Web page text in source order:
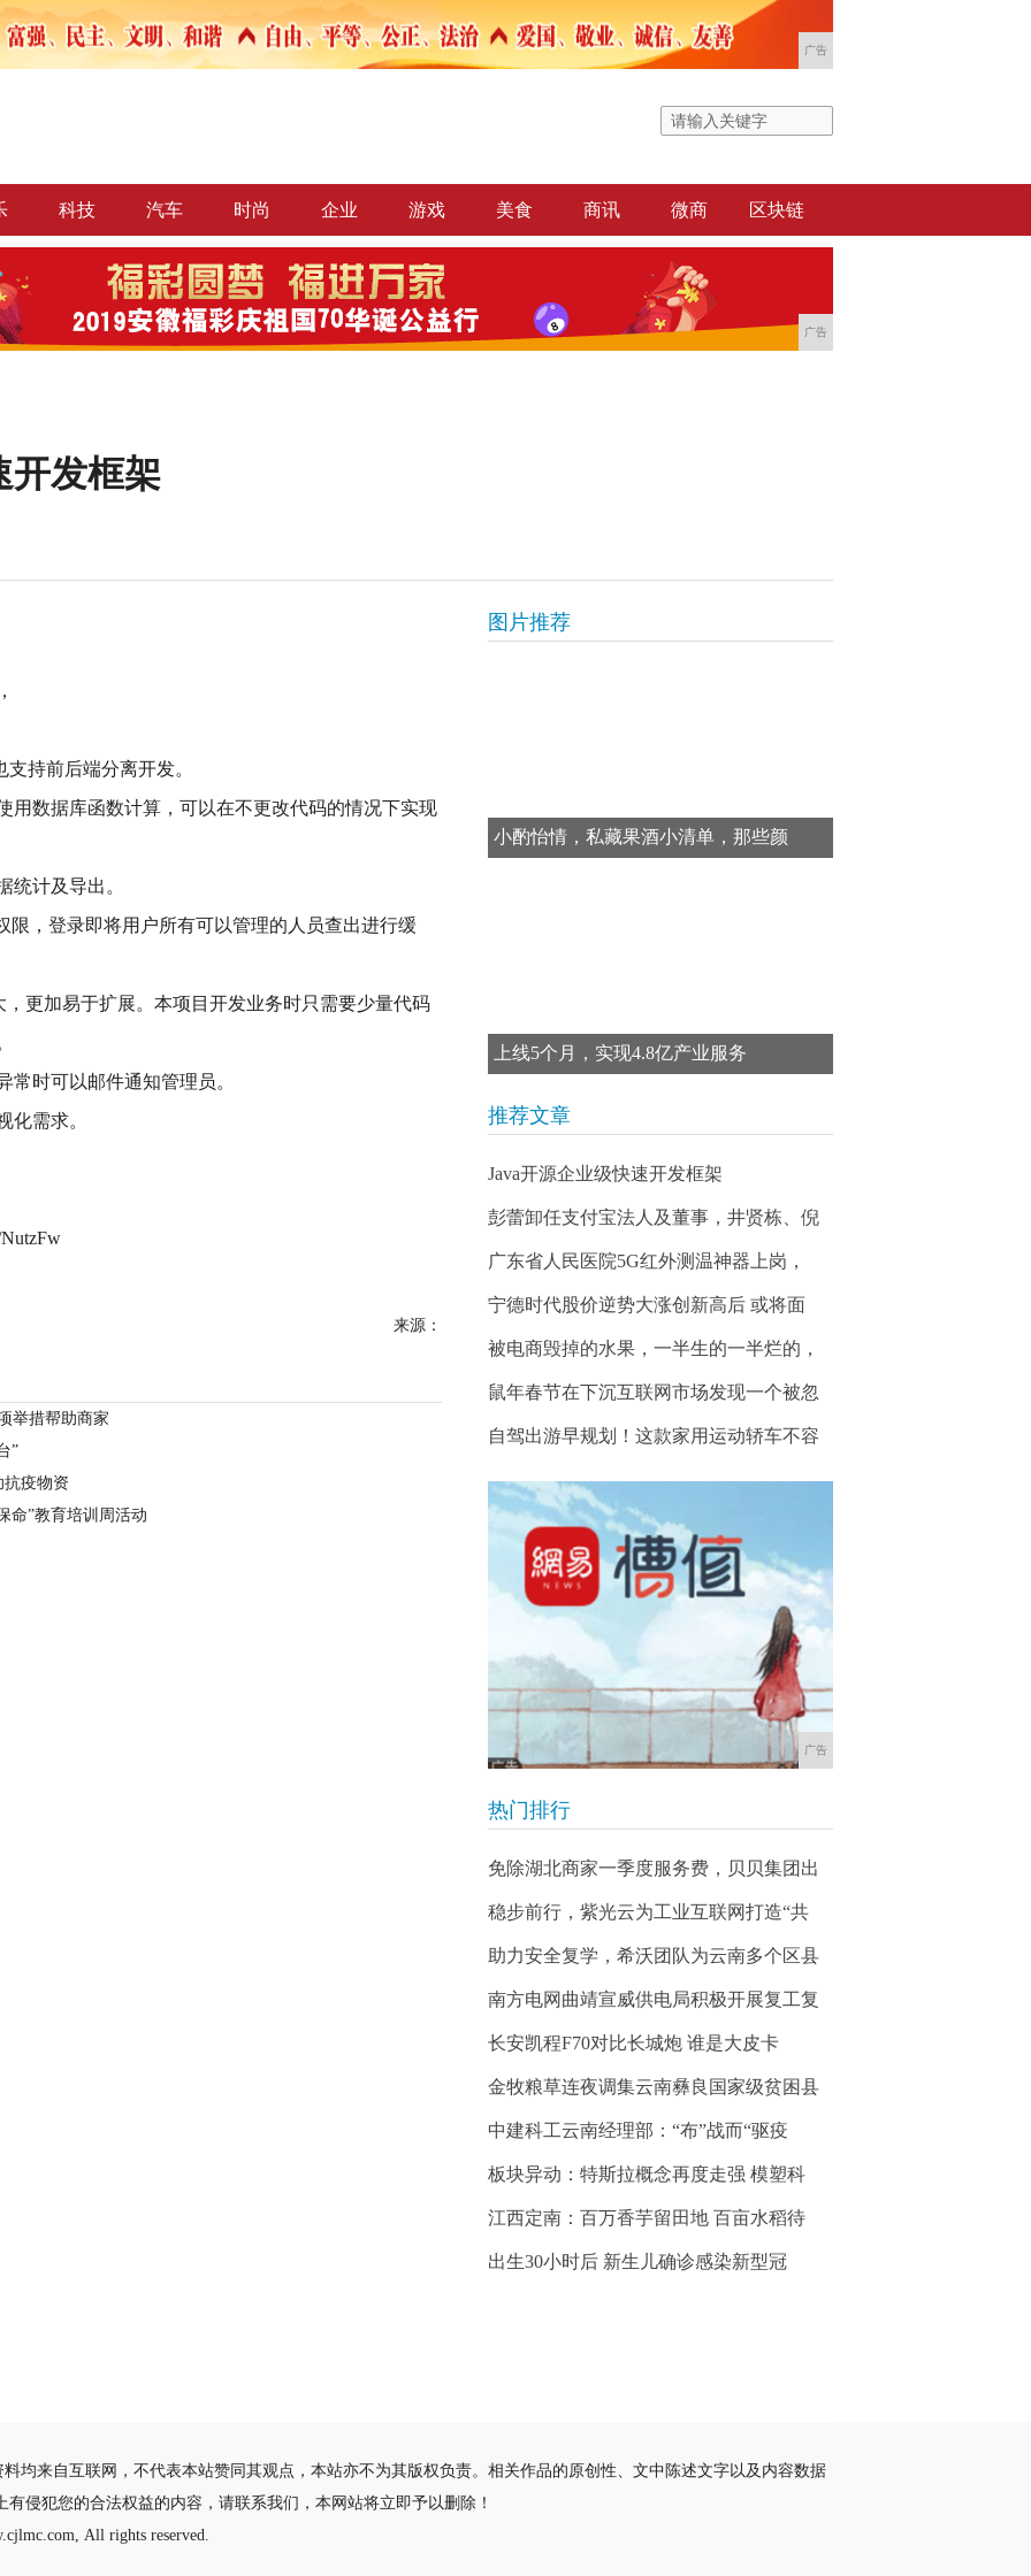
广告
科技 汽车 时尚 企业 游戏 美食 商讯 微商 区块链
广告
开发框架
持前后端分离开发。
用数据库函数计算，可以在不更改代码的情况下实现
统计及导出。
限，登录即将用户所有可以管理的人员查出进行缓
，更加易于扩展。本项目开发业务时只需要少量代码
常时可以邮件通知管理员。
化需求。
来源：
举措帮助商家
”
疫物资
命”教育培训周活动
图片推荐
小酌怡情，私藏果酒小清单，那些颜
上线5个月，实现4.8亿产业服务
推荐文章
Java开源企业级快速开发框架
彭蕾卸任支付宝法人及董事，井贤栋、倪
广东省人民医院5G红外测温神器上岗，
宁德时代股价逆势大涨创新高后 或将面
被电商毁掉的水果，一半生的一半烂的，
鼠年春节在下沉互联网市场发现一个被忽
自驾出游早规划！这款家用运动轿车不容
广告
热门排行
免除湖北商家一季度服务费，贝贝集团出
稳步前行，紫光云为工业互联网打造“共
助力安全复学，希沃团队为云南多个区县
南方电网曲靖宣威供电局积极开展复工复
长安凯程F70对比长城炮 谁是大皮卡
金牧粮草连夜调集云南彝良国家级贫困县
中建科工云南经理部：“布”战而“驱疫
板块异动：特斯拉概念再度走强 模塑科
江西定南：百万香芋留田地 百亩水稻待
出生30小时后 新生儿确诊感染新型冠
均来自互联网，不代表本站赞同其观点，本站亦不为其版权负责。相关作品的原创性、文中陈述文字以及内容数据
侵犯您的合法权益的内容，请联系我们，本网站将立即予以删除！
All rights reserved.